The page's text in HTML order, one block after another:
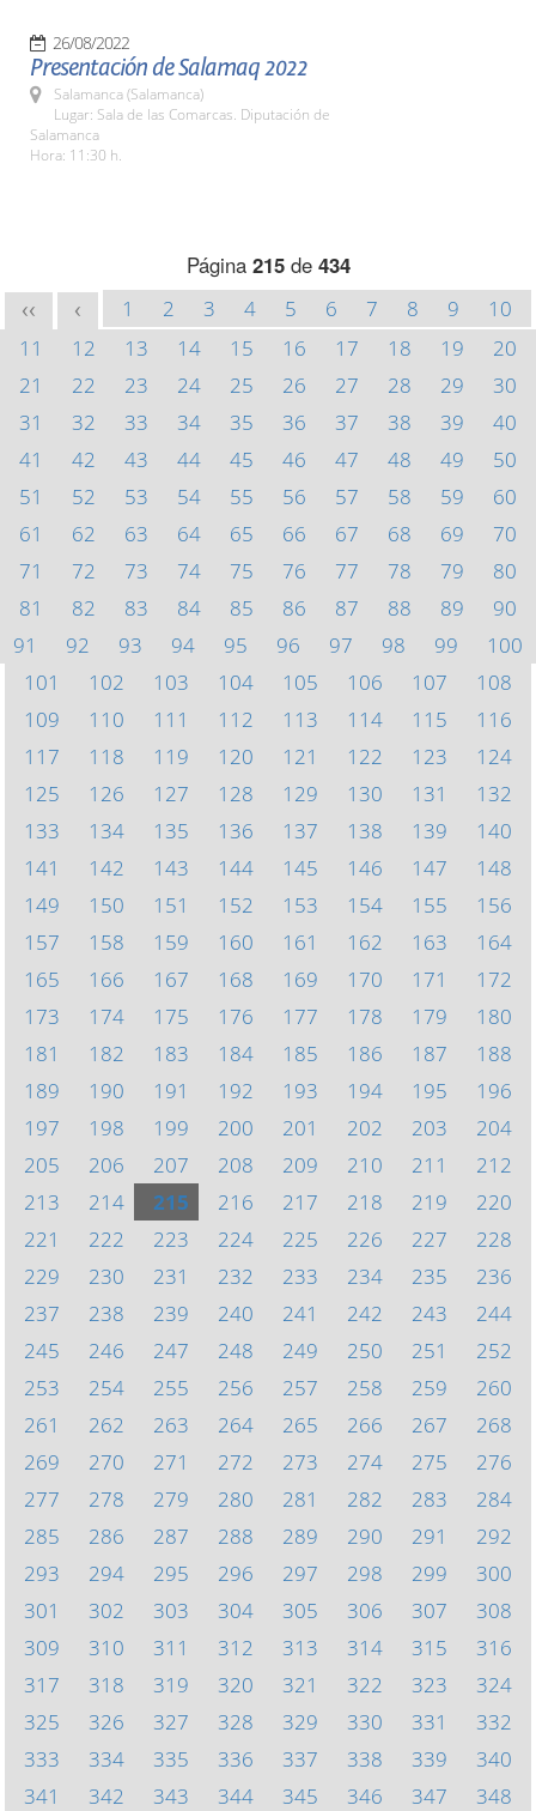
26/08/2022
Presentación de Salamaq 2022
Salamanca (Salamanca)
Lugar: Sala de las Comarcas. Diputación de
Salamanca
Hora: 11:30 h.
Página 215de 434
<< < 1 2 3 4 5 6 7 8 9
10
11
12 13 14 15 16 17 18 19
20
21
22 23 24 25 26 27 28 29
30
31
32 33 34 35 36 37 38 39
40
41
42 43 44 45 46 47 48 49
50
51
52 53 54 55 56 57 58 59
60
61
62 63 64 65 66 67 68 69
70
71
72 73 74 75 76 77 78 79
80
81
82 83 84 85 86 87 88 89
90
91
92 93 94 95 96 97 98 99
100
101
102 103 104 105 106 107
108
109
110 111 112 113 114 115
116
117
118 119 120 121 122 123
124
125
126 127 128 129 130 131
132
133
134 135 136 137 138 139
140
141
142 143 144 145 146 147
148
149
150 151 152 153 154 155
156
157
158 159 160 161 162 163
164
165
166 167 168 169 170 171
172
173
174 175 176 177 178 179
180
181
182 183 184 185 186 187
188
189
190 191 192 193 194 195
196
197
198 199 200 201 202 203
204
205
206 207 208 209 210 211
212
213
214 215 216 217 218 219
220
221
222 223 224 225 226 227
228
229
230 231 232 233 234 235
236
237
238 239 240 241 242 243
244
245
246 247 248 249 250 251
252
253
254 255 256 257 258 259
260
261
262 263 264 265 266 267
268
269
270 271 272 273 274 275
276
277
278 279 280 281 282 283
284
285
286 287 288 289 290 291
292
293
294 295 296 297 298 299
300
301
302 303 304 305 306 307
308
309
310 311 312 313 314 315
316
317
318 319 320 321 322 323
324
325
326 327 328 329 330 331
332
333
334 335 336 337 338 339
340
341
342 343 344 345 346 347 348